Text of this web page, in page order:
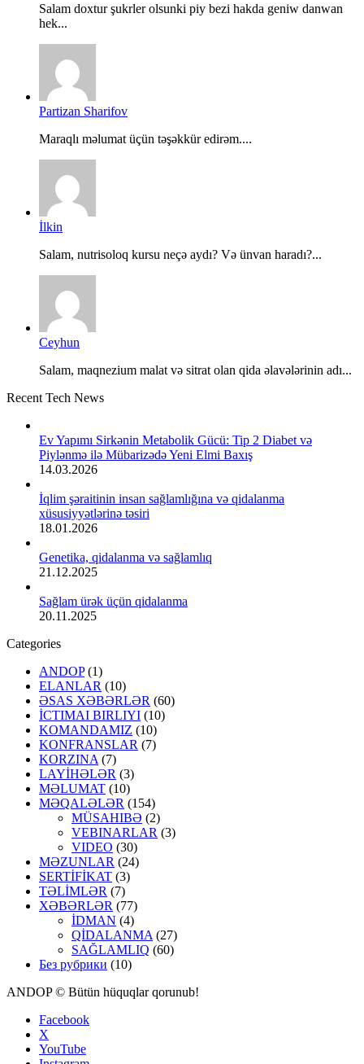
Salam doxtur şukrler olsunki piy bezi hakda geniw danwan
hek...
Partizan Sharifov
Maraqlı məlumat üçün təşəkkür edirəm....
İlkin
Salam, nutrisoloq kursu neçə aydı? Və ünvan haradı?...
Ceyhun
Salam, maqnezium malat və sitrat olan qida əlavələrinin adı...
Recent Tech News
Ev Yapımı Sirkənin Metabolik Gücü: Tip 2 Diabet və
Piylənmə ilə Mübarizədə Yeni Elmi Baxış
14.03.2026
İqlim şəraitinin insan sağlamlığına və qidalanma
xüsusiyyətlərinə təsiri
18.01.2026
Genetika, qidalanma və sağlamlıq
21.12.2025
Sağlam ürək üçün qidalanma
20.11.2025
Categories
ANDOP(1)
ELANLAR (10)
ƏSAS XƏBƏRLƏR (60)
İCTIMAI BIRLIYI (10)
KOMANDAMIZ (10)
KONFRANSLAR (7)
KORZINA (7)
LAYİHƏLƏR (3)
MƏLUMAT (10)
MƏQALƏLƏR (154)
MÜSAHIBƏ (2)
VEBINARLAR (3)
VIDEO (30)
MƏZUNLAR (24)
SERTİFİKAT (3)
TƏLİMLƏR (7)
XƏBƏRLƏR (77)
İDMAN (4)
QİDALANMA (27)
SAĞLAMLIQ (60)
Без рубрики (10)
ANDOP © Bütün hüquqlar qorunub!
Facebook
X
YouTube